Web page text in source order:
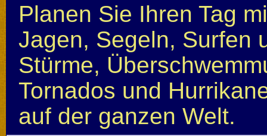
Planen Sie Ihren Tag
Jagen, Segeln, Surfen
Stürme,
Tornados und
auf der ganzen Welt.